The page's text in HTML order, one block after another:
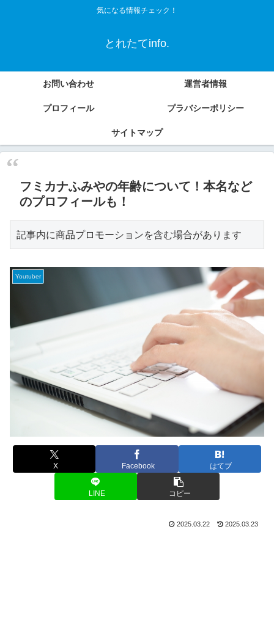
気になる情報チェック！
とれたてinfo.
お問い合わせ 運営者情報
プロフィール プラバシーポリシー
サイトマップ
フミカナふみやの年齢について！本名など
のプロフィールも！
記事内に商品プロモーションを含む場合があります
Youtuber
X Facebook はてブ
LINE コピー
2025.03.22 2025.03.23